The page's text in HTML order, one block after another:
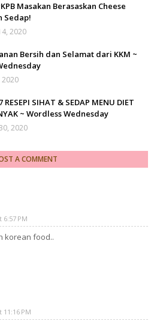
Masakan Berasaskan Cheese
Sedap!
2020
Bersih dan Selamat dari KKM ~
SIHAT & SEDAP MENU DIET
~ Wordless Wednesday
2020
A COMMENT
PM
korean food..
PM